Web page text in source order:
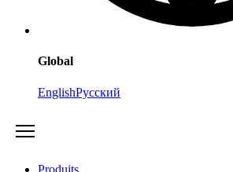
Global
EnglishРусский
Produits